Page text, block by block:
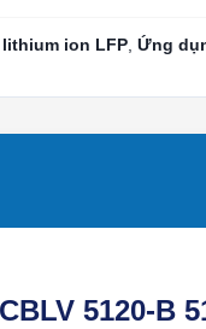
ion LFP Ứng
5120-B